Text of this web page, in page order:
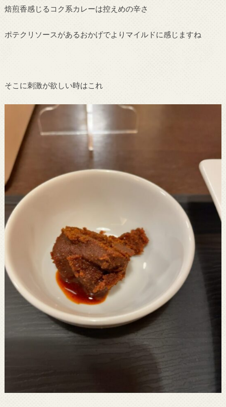
焙煎香感じるコク系カレーは控えめの辛さ
ポテクリソースがあるおかげでよりマイルドに感じますね
そこに刺激が欲しい時はこれ